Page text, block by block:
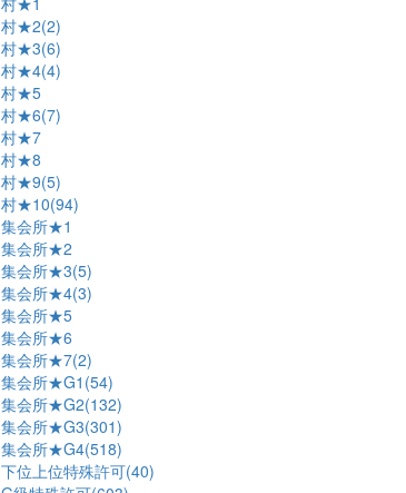
村★2(2)
村★3(6)
村★4(4)
村★5
村★6(7)
村★7
村★8
村★9(5)
村★10(94)
集会所★1
集会所★2
集会所★3(5)
集会所★4(3)
集会所★5
集会所★6
集会所★7(2)
集会所★G1(54)
集会所★G2(132)
集会所★G3(301)
集会所★G4(518)
下位上位特殊許可(40)